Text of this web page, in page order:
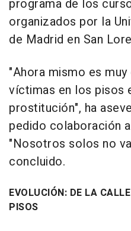
programa de los
organizados por la
de Madrid en San
"Ahora mismo es
víctimas en los pisos
prostitución", ha
pedido colaboración
"Nosotros solos no
concluido.
EVOLUCIÓN: DE LA
PISOS